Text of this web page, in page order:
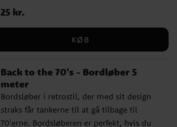
270 ml.
Pris:25 kr.
25 kr.
KØB
Back to the 70's - Bordløber 5
meter
Bordsløber i retrostil, der med sit design
straks får tankerne til at gå tilbage til
70'erne. Bordsløberen er perfekt, hvis du